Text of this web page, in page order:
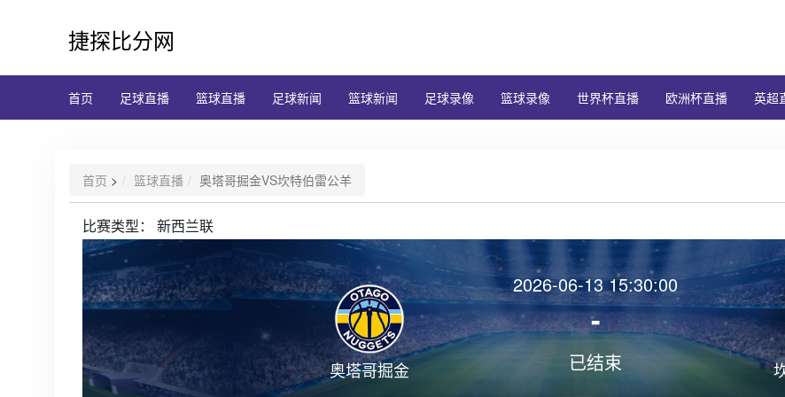
捷探比分网
首页 足球直播 篮球直播 足球新闻 篮球新闻 足球录像 篮球录像 世界杯直播 欧洲杯直播 英超
首页 > 篮球直播 奥塔哥掘金VS坎特伯雷公羊
比赛类型： 新西兰联
奥塔哥掘金
2026-06-13 15:30:00
-
已结束